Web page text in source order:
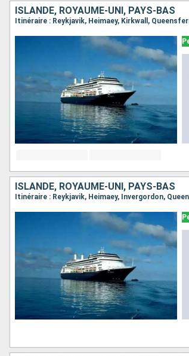
ISLANDE, ROYAUME-UNI, PAYS-BAS
Itinéraire : Reykjavik, Heimaey, Kirkwall,
ISLANDE, ROYAUME-UNI, PAYS-BAS
Itinéraire : Reykjavik, Heimaey, Invergordon,